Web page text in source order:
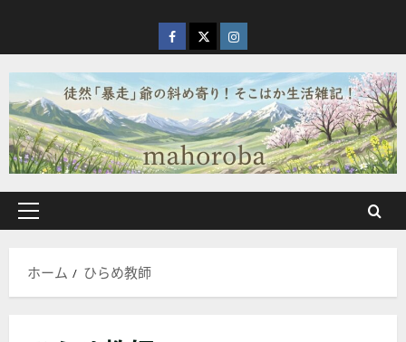
を
ス
キ
ッ
プ
facebook
X Instagram
メ
ン
ホーム ひらめ教師